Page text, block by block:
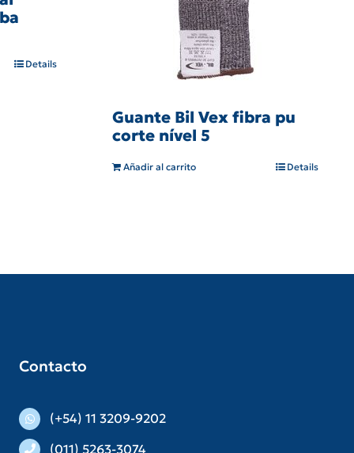
Details
Guante Bil Vex fibra pu
corte nível 5
Añadir al carrito Details
Contacto
(+54) 11 3209-9202
(011) 5263-3074